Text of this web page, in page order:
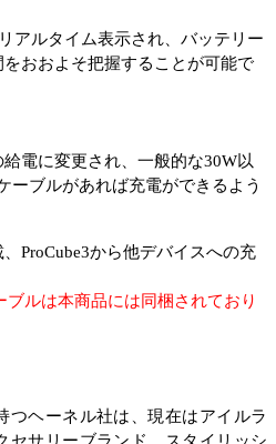
アルタイム表示され、 バッテリー
おおよそ把握することが可能で
給電に変更され、一般的な30W以
ーブルがあれば充電ができるよう
ProCube3から他デバイスへの充
ブルは本商品には同梱されており
つヘーネル社は、現在はアイルラ
セサリーブランド。スタイリッシ